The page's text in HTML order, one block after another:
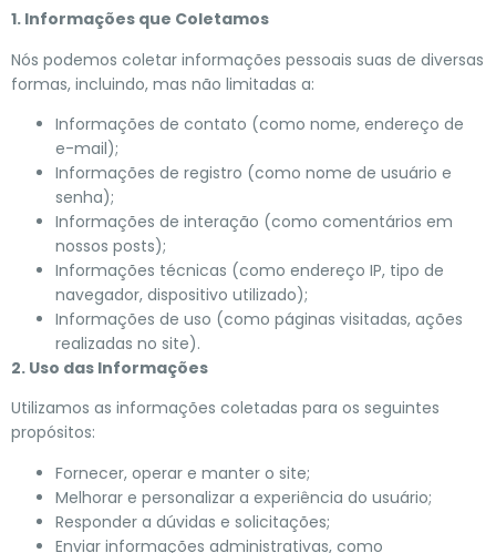
1. Informações que Coletamos
Nós podemos coletar informações pessoais suas de diversas
formas, incluindo, mas não limitadas a:
Informações de contato (como nome, endereço de
e-mail);
Informações de registro (como nome de usuário e
senha);
Informações de interação (como comentários em
nossos posts);
Informações técnicas (como endereço IP, tipo de
navegador, dispositivo utilizado);
Informações de uso (como páginas visitadas, ações
realizadas no site).
2. Uso das Informações
Utilizamos as informações coletadas para os seguintes
propósitos:
Fornecer, operar e manter o site;
Melhorar e personalizar a experiência do usuário;
Responder a dúvidas e solicitações;
Enviar informações administrativas, como